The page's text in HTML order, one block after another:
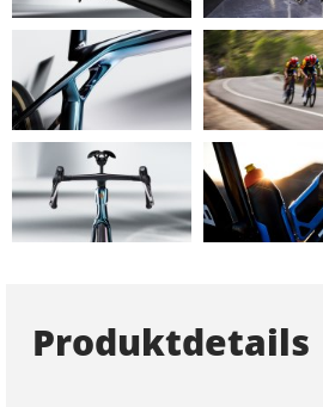
Produktdetails